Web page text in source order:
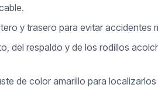
y trasero para evitar accidentes
del respaldo y de los rodillos
de color amarillo para